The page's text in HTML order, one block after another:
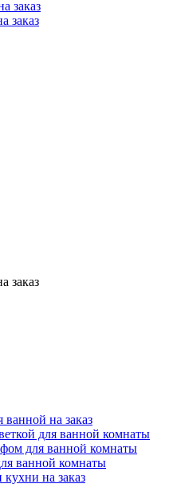
заказ
заказ
заказ
ванной на заказ
для ванной комнаты
для ванной комнаты
ванной комнаты
на заказ